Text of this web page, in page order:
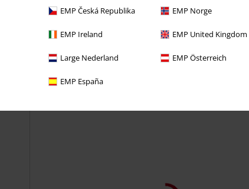
EMP Česká Republika EMP Norge
EMP Ireland EMP United Kingdom
Large Nederland EMP Österreich
EMP España
Middle Finger Ozzy Osbourne Tričko